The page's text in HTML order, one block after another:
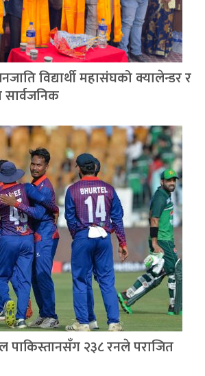
विद्यार्थी महासंघको क्यालेन्डर र
सार्वजनिक
पाकिस्तानसँग २३८ रनले पराजित